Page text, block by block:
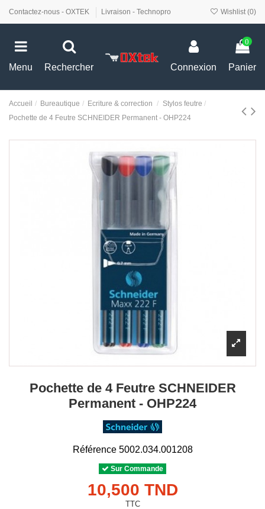
Contactez-nous - OXTEK Livraison - Technopro Wishlist (0)
Menu Rechercher Connexion
0
Panier
Accueil Bureautique Ecriture & correction
Stylos feutre
Pochette de 4 Feutre SCHNEIDER Permanent - OHP224
Pochette de 4 Feutre SCHNEIDER
Permanent - OHP224
Référence 5002.034.001208
Sur Commande
10,500 TND
TTC